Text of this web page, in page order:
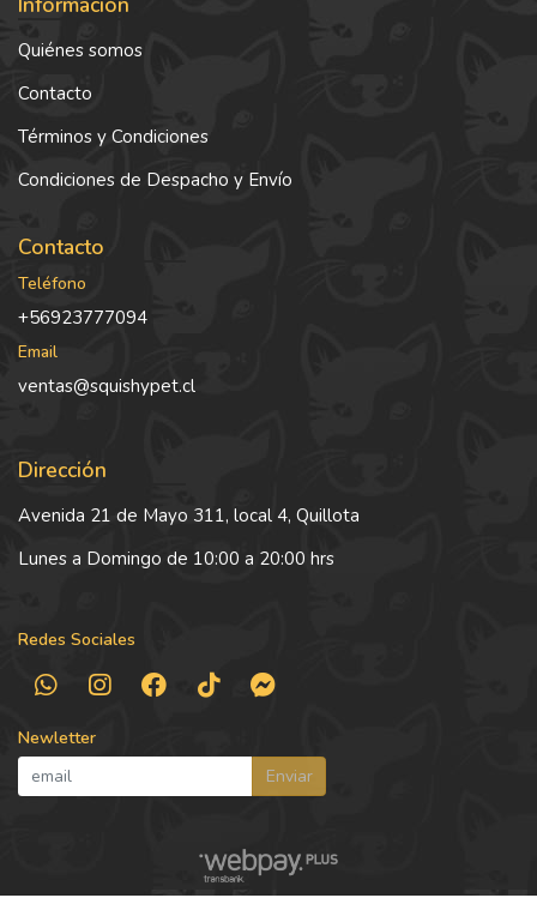
Quiénes somos
Contacto
Términos y Condiciones
Condiciones de Despacho y Envío
Contacto
Teléfono
+56923777094
Email
ventas@squishypet.cl
Dirección
Avenida 21 de Mayo 311, local 4, Quillota
Lunes a Domingo de 10:00 a 20:00 hrs
Redes Sociales
Newletter
Enviar